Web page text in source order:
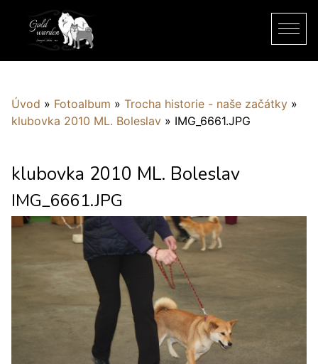
Úvod » Fotoalbum » Trocha historie - naše začátky »
klubovka 2010 ML. Boleslav » IMG_6661.JPG
klubovka 2010 ML. Boleslav
IMG_6661.JPG